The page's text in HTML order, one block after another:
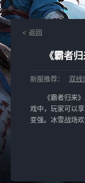
返回
《霸者
新服推荐： 双线
《霸者归来
戏中，玩家可以
变强。冰雪战场